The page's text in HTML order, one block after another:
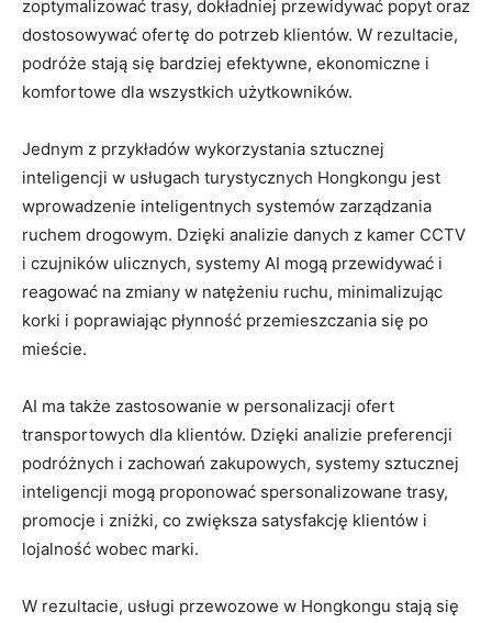
zoptymalizować trasy, dokładniej przewidywać ⁤popyt oraz
dostosowywać ofertę do potrzeb klientów. W rezultacie,
‍podróże stają się bardziej ⁢efektywne, ekonomiczne i
komfortowe dla wszystkich użytkowników.
Jednym z przykładów wykorzystania sztucznej
inteligencji w usługach turystycznych Hongkongu jest
wprowadzenie⁢ inteligentnych systemów zarządzania
ruchem ‍drogowym.⁢ Dzięki analizie danych z kamer CCTV
i czujników ulicznych, systemy AI mogą przewidywać i
reagować‍ na zmiany w natężeniu ruchu, minimalizując
korki i poprawiając płynność przemieszczania się po⁣
mieście.
AI ma także zastosowanie w personalizacji​ ofert
transportowych dla klientów. Dzięki analizie preferencji
‌podróżnych i zachowań zakupowych, systemy sztucznej
⁤inteligencji mogą ‌proponować spersonalizowane trasy,
promocje i zniżki, co zwiększa ⁤satysfakcję klientów i
lojalność wobec marki.
W rezultacie, usługi przewozowe w Hongkongu stają się